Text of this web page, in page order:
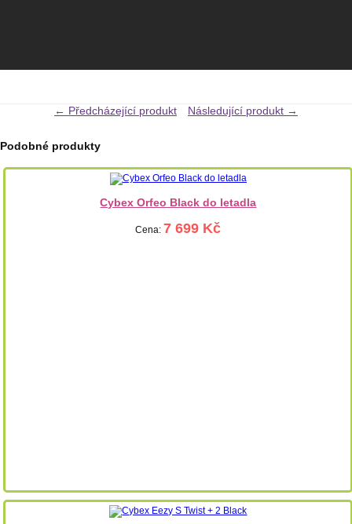
← Předcházející produkt Následující produkt →
Podobné produkty
Cybex Orfeo Black do letadla
Cena: 7 699 Kč